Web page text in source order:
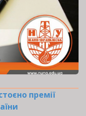
премії